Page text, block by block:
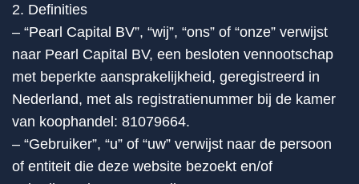
2. Definities
– “Pearl Capital BV”, “wij”, “ons” of “onze” verwijst
naar Pearl Capital BV, een besloten vennootschap
met beperkte aansprakelijkheid, geregistreerd in
Nederland, met als registratienummer bij de kamer
van koophandel: 81079664.
– “Gebruiker”, “u” of “uw” verwijst naar de persoon
of entiteit die deze website bezoekt en/of